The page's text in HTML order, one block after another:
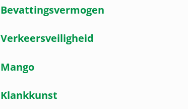
Bevattingsvermogen
Verkeersveiligheid
Mango
Klankkunst